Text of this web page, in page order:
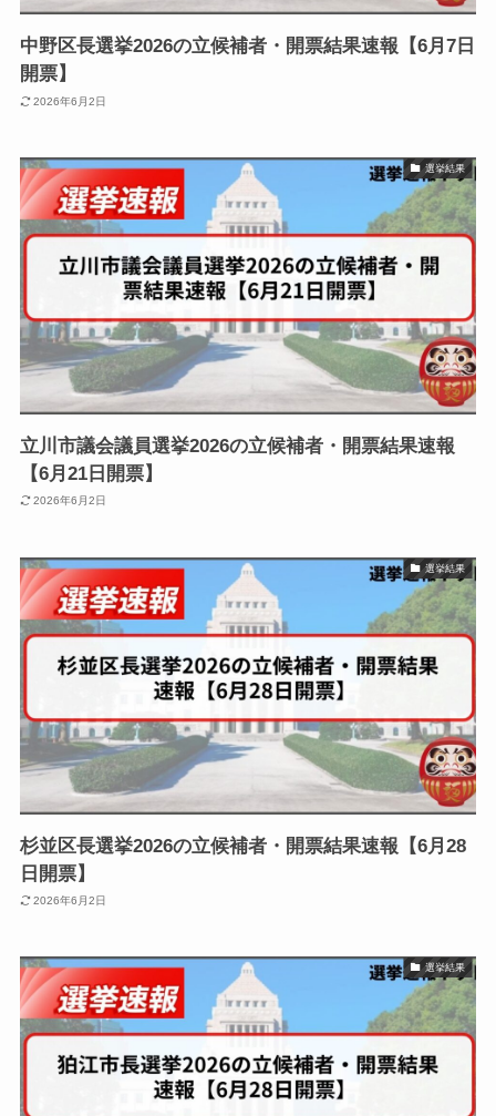
中野区長選挙2026の立候補者・開票結果速報【6月7日
開票】
2026年6月2日
選挙結果
立川市議会議員選挙2026の立候補者・開票結果速報
【6月21日開票】
2026年6月2日
選挙結果
杉並区長選挙2026の立候補者・開票結果速報【6月28
日開票】
2026年6月2日
選挙結果